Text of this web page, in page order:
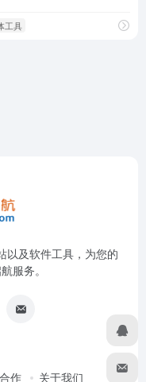
工具
以及软件工具，为您的
服务。
作 关于我们